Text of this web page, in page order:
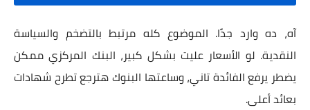
آه، ده وارد جدًا. الموضوع كله مرتبط بالتضخم والسياسة
النقدية. لو الأسعار عليت بشكل كبير، البنك المركزي ممكن
يضطر يرفع الفائدة تاني، وساعتها البنوك هترجع تطرح شهادات
بعائد أعلى.